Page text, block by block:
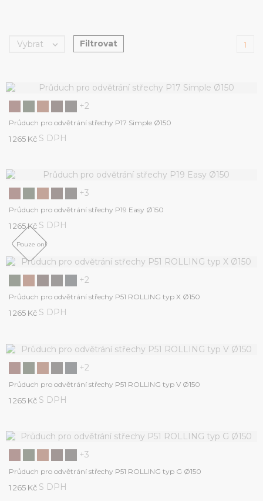
Vybrat  Filtrovat 1
+2
Průduch pro odvětrání střechy P17 Simple Ø150
1 265 Kč S DPH
+3
Průduch pro odvětrání střechy P19 Easy Ø150
1 265 Kč S DPH
Pouze online
+2
Průduch pro odvětrání střechy P51 ROLLING typ X Ø150
1 265 Kč S DPH
+2
Průduch pro odvětrání střechy P51 ROLLING typ V Ø150
1 265 Kč S DPH
+3
Průduch pro odvětrání střechy P51 ROLLING typ G Ø150
1 265 Kč S DPH